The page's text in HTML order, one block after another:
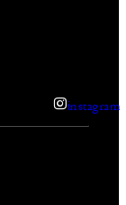
instagram